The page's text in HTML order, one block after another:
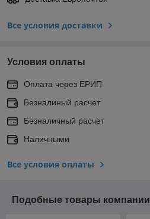
Все условия доставки
Условия оплаты
Оплата через ЕРИП
Безналиный расчет
Безналичный расчет
Наличными
Все условия оплаты
Подобные товары компании